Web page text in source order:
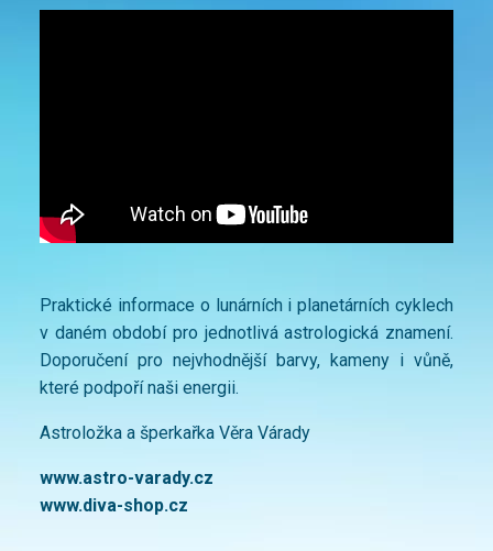
Praktické informace o lunárních i planetárních cyklech
v daném období pro jednotlivá astrologická znamení.
Doporučení pro nejvhodnější barvy, kameny i vůně,
které podpoří naši energii.
Astroložka a šperkařka Věra Várady
www.astro-varady.cz
www.diva-shop.cz